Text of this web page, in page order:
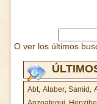
O ver los últimos
Abt, Alaber,Samid,